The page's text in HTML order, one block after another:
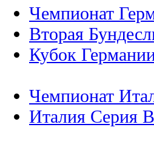
Чемпионат
Вторая
Кубок
Чемпионат
Италия Серия B